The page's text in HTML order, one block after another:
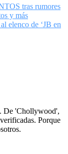
tras rumores
y más
elenco de ‘JB en
De 'Chollywood',
Porque